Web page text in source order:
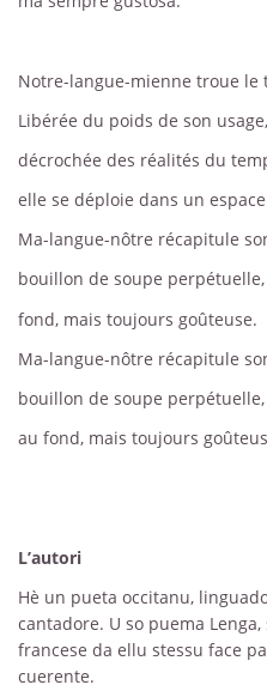
Notre-langue-mienne troue le
Libérée du poids de son usage,
décrochée des réalités du
elle se déploie dans un
Ma-langue-nôtre récapitule
bouillon de soupe
fond, mais toujours goûteuse.
Ma-langue-nôtre récapitule
bouillon de soupe
au fond, mais toujours
L’autori
Hè un pueta occitanu,
cantadore. U so puema
francese da ellu stessu face
cuerente.